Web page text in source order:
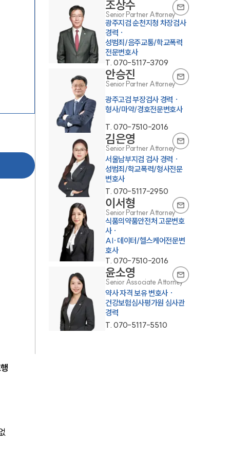
조상수
Senior Partner Attorney
광주지검 순천지청 차장검사
경력 ·
성범죄/음주교통/학교폭력
전문변호사
T.070-5117-3709
안승진
Senior Partner Attorney
광주고검 부장검사 경력 ·
형사/마약/경호전문변호사
T.070-7510-2016
김은영
Senior Partner Attorney
서울남부지검 검사 경력 ·
성범죄/학교폭력/형사전문
변호사
T.070-5117-2950
이서형
Senior Partner Attorney
식품의약품안전처 고문변호
사 ·
AI·데이터/헬스케어전문변
호사
T.070-7510-2016
윤소영
Senior Associate Attorney
약사 자격 보유 변호사 ·
건강보험심사평가원 심사관
경력
T.070-5117-5510